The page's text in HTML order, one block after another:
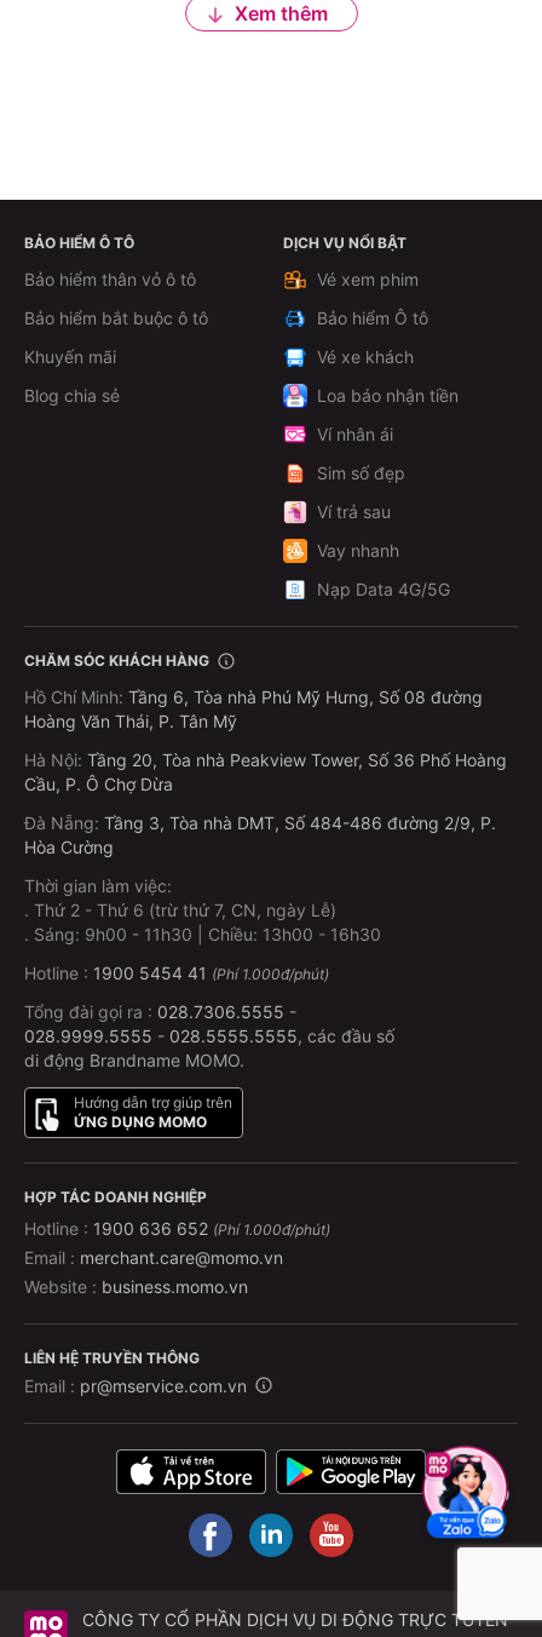
Xem thêm
BẢO HIỂM Ô TÔ
Bảo hiểm thân vỏ ô tô
Bảo hiểm bắt buộc ô tô
Khuyến mãi
Blog chia sẻ
DỊCH VỤ NỔI BẬT
Vé xem phim
Bảo hiểm Ô tô
Vé xe khách
Loa báo nhận tiền
Ví nhân ái
Sim số đẹp
Ví trả sau
Vay nhanh
Nạp Data 4G/5G
CHĂM SÓC KHÁCH HÀNG
Hồ Chí Minh: Tầng 6, Tòa nhà Phú Mỹ Hưng, Số 08 đường
Hoàng Văn Thái, P. Tân Mỹ
Hà Nội: Tầng 20, Tòa nhà Peakview Tower, Số 36 Phố Hoàng
Cầu, P. Ô Chợ Dừa
Đà Nẵng: Tầng 3, Tòa nhà DMT, Số 484-486 đường 2/9, P.
Hòa Cường
Thời gian làm việc:
. Thứ 2 - Thứ 6 (trừ thứ 7, CN, ngày Lễ)
. Sáng: 9h00 - 11h30 | Chiều: 13h00 - 16h30
Hotline : 1900 5454 41 (Phí 1.000đ/phút)
Tổng đài gọi ra : 028.7306.5555 -
028.9999.5555 - 028.5555.5555, các đầu số
di động Brandname MOMO.
Hướng dẫn trợ giúp trên
ỨNG DỤNG MOMO
HỢP TÁC DOANH NGHIỆP
Hotline : 1900 636 652 (Phí 1.000đ/phút)
Email : merchant.care@momo.vn
Website : business.momo.vn
LIÊN HỆ TRUYỀN THÔNG
Email : pr@mservice.com.vn
CÔNG TY CỔ PHẦN DỊCH VỤ DI ĐỘNG TRỰC TUYẾN